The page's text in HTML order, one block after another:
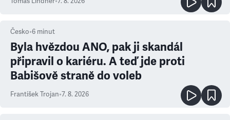
Česko•6 minut
Byla hvězdou ANO, pak ji skandál
připravil o kariéru. A teď jde proti
Babišově straně do voleb
František Trojan•7. 8. 2026